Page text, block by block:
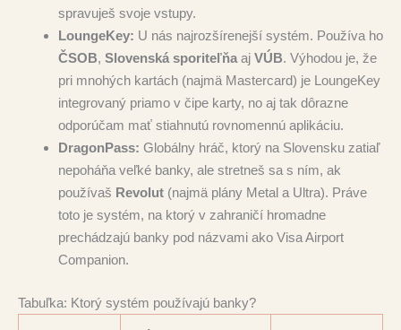
spravuješ svoje vstupy.
LoungeKey: U nás najrozšírenejší systém. Používa ho
ČSOB, Slovenská sporiteľňa aj VÚB. Výhodou je, že
pri mnohých kartách (najmä Mastercard) je LoungeKey
integrovaný priamo v čipe karty, no aj tak dôrazne
odporúčam mať stiahnutú rovnomennú aplikáciu.
DragonPass: Globálny hráč, ktorý na Slovensku zatiaľ
nepoháňa veľké banky, ale stretneš sa s ním, ak
používaš Revolut (najmä plány Metal a Ultra). Práve
toto je systém, na ktorý v zahraničí hromadne
prechádzajú banky pod názvami ako Visa Airport
Companion.
Tabuľka: Ktorý systém používajú banky?